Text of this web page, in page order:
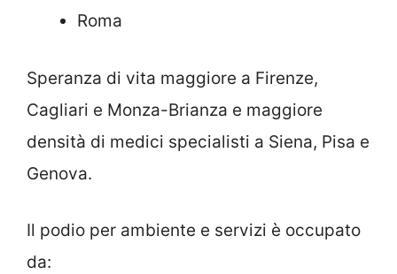
Roma
Speranza di vita maggiore a Firenze,
Cagliari e Monza-Brianza e maggiore
densità di medici specialisti a Siena, Pisa e
Genova.
Il podio per ambiente e servizi è occupato
da: